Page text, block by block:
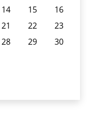
14 15
16
21 22
23
28 29
30